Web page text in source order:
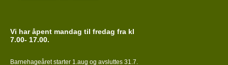
Vi har åpent mandag til fredag fra kl
7.00- 17.00.
Barnehageåret starter 1.aug og avsluttes 31.7.